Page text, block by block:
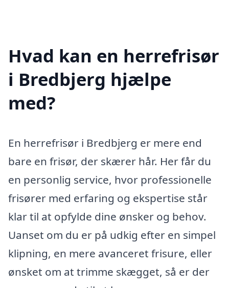
Hvad kan en herrefrisør
i Bredbjerg hjælpe
med?
En herrefrisør i Bredbjerg er mere end
bare en frisør, der skærer hår. Her får du
en personlig service, hvor professionelle
frisører med erfaring og ekspertise står
klar til at opfylde dine ønsker og behov.
Uanset om du er på udkig efter en simpel
klipning, en mere avanceret frisure, eller
ønsket om at trimme skægget, så er der